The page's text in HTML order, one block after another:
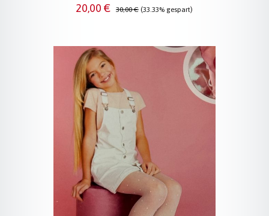
Verkaufspreis:
20,00 € Regulärer Preis:
30,00 € (33.33% gespart)